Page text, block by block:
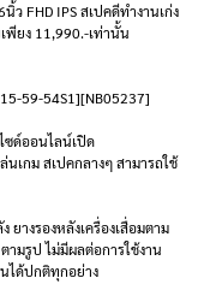
ว FHD IPS สเปคดีทำงานเก่ง
พียง 11,990.-เท่านั้น
59-54S1][NB05237]
ซด์ออนไลน์เปิด
นเกม สเปคกลางๆ สามารถใช้
ยางรองหลังเครื่องเสื่อมตาม
มรูป ไม่มีผลต่อการใช้งาน
ได้ปกติทุกอย่าง